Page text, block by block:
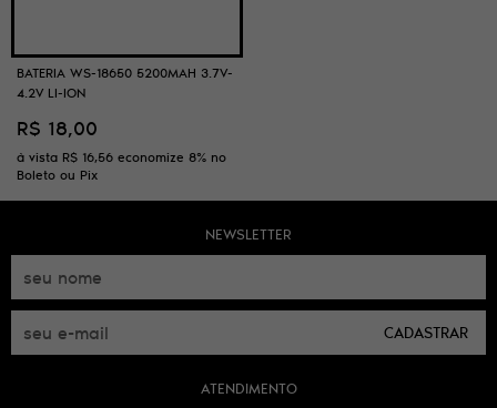
BATERIA WS-18650 5200MAH 3.7V-
4.2V LI-ION
R$ 18,00
à vista R$ 16,56 economize 8% no
Boleto ou Pix
NEWSLETTER
CADASTRAR
ATENDIMENTO